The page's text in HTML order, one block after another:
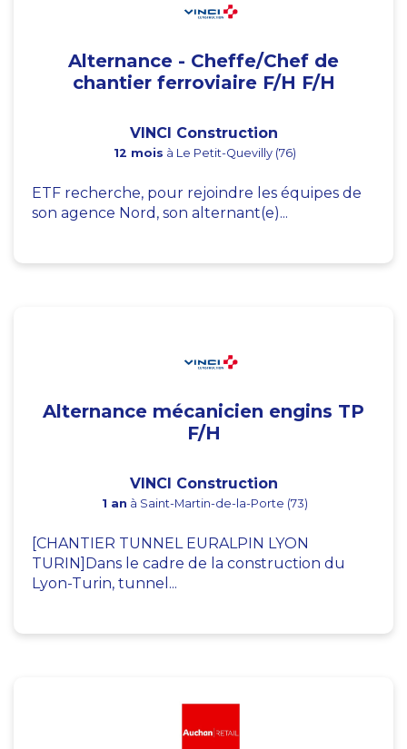
Alternance - Cheffe/Chef de
chantier ferroviaire F/H F/H
VINCI Construction
12 mois à Le Petit-Quevilly (76)
ETF recherche, pour rejoindre les équipes de
son agence Nord, son alternant(e)...
Alternance mécanicien engins TP
F/H
VINCI Construction
1 an à Saint-Martin-de-la-Porte (73)
[CHANTIER TUNNEL EURALPIN LYON
TURIN]Dans le cadre de la construction du
Lyon-Turin, tunnel...